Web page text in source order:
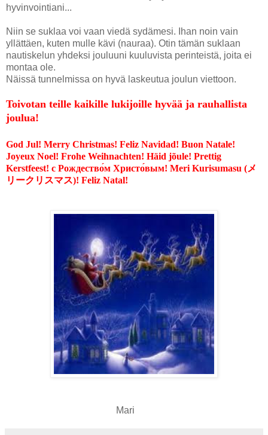
hyvinvointiani...
Niin se suklaa voi vaan viedä sydämesi. Ihan noin vain
yllättäen, kuten mulle kävi (nauraa). Otin tämän suklaan
nautiskelun yhdeksi jouluuni kuuluvista perinteistä, joita ei
montaa ole.
Näissä tunnelmissa on hyvä laskeutua joulun viettoon.
Toivotan teille kaikille lukijoille hyvää ja rauhallista
joulua!
God Jul! Merry Christmas! Feliz Navidad! Buon Natale!
Joyeux Noel! Frohe Weihnachten! Häid jõule! Prettig
Kerstfeest! с Рождество́м Христо́вым! Meri Kurisumasu (メ
リークリスマス)! Feliz Natal!
Mari